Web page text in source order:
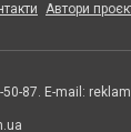
Автори
87. E-mail: